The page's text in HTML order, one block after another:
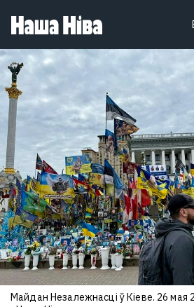
Майдан Незалежнасці ў Кіеве. 26 мая